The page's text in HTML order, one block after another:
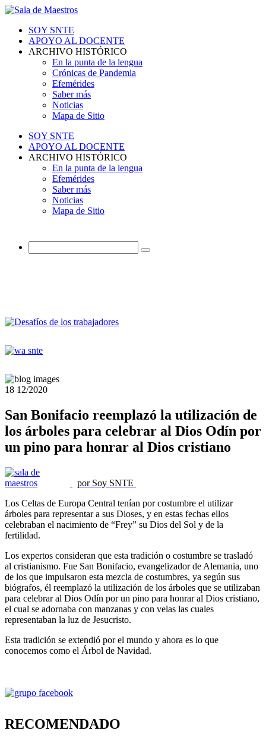
SOY SNTE
APOYO AL DOCENTE
ARCHIVO HISTÓRICO
En la punta de la lengua
Crónicas de Pandemia
Efemérides
Saber más
Noticias
Mapa de Sitio
SOY SNTE
APOYO AL DOCENTE
ARCHIVO HISTÓRICO
En la punta de la lengua
Efemérides
Saber más
Noticias
Mapa de Sitio
18 12/2020
San Bonifacio reemplazó la utilización de
los árboles para celebrar al Dios Odín por
un pino para honrar al Dios cristiano
por Soy SNTE
Los Celtas de Europa Central tenían por costumbre el utilizar
árboles para representar a sus Dioses, y en estas fechas ellos
celebraban el nacimiento de “Frey” su Dios del Sol y de la
fertilidad.
Los expertos consideran que esta tradición o costumbre se trasladó
al cristianismo. Fue San Bonifacio, evangelizador de Alemania, uno
de los que impulsaron esta mezcla de costumbres, ya según sus
biógrafos, él reemplazó la utilización de los árboles que se utilizaban
para celebrar al Dios Odín por un pino para honrar al Dios cristiano,
el cual se adornaba con manzanas y con velas las cuales
representaban la luz de Jesucristo.
Esta tradición se extendió por el mundo y ahora es lo que
conocemos como el Árbol de Navidad.
RECOMENDADO